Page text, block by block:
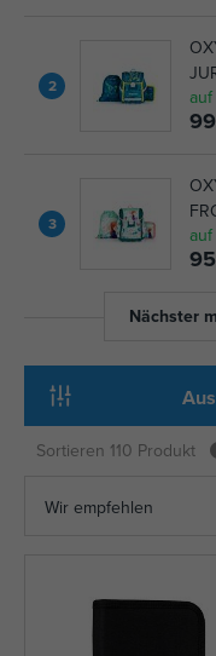
2
3
Nächster
Sortieren 110 Produkt